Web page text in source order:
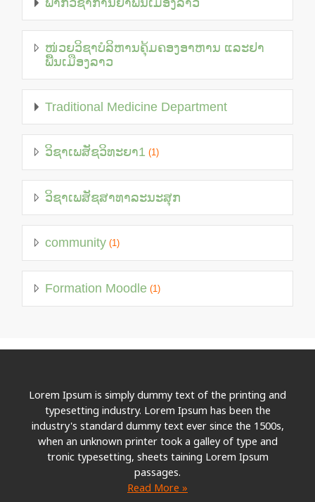
ພາກວິຊາການຢາພື້ນເມືອງລາວ
ໜ່ວຍວິຊາບໍລິຫານຄຸ້ມຄອງອາຫານ ແລະຢາ
ພື້ນເມືອງລາວ
Traditional Medicine Department
ວິຊາເພສັຊວິທະຍາ1 (1)
ວິຊາເພສັຊສາທາລະນະສຸກ
community (1)
Formation Moodle (1)
Lorem Ipsum is simply dummy text of the printing and
typesetting industry. Lorem Ipsum has been the
industry's standard dummy text ever since the 1500s,
when an unknown printer took a galley of type and
tronic typesetting, sheets taining Lorem Ipsum
passages.
Read More »